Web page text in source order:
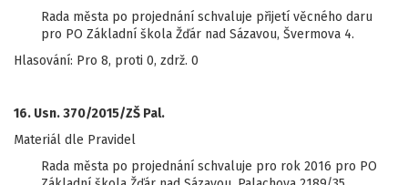
Rada města po projednání schvaluje přijetí věcného daru
pro PO Základní škola Žďár nad Sázavou, Švermova 4.
Hlasování: Pro 8, proti 0, zdrž. 0
16. Usn. 370/2015/ZŠ Pal.
Materiál dle Pravidel
Rada města po projednání schvaluje pro rok 2016 pro PO